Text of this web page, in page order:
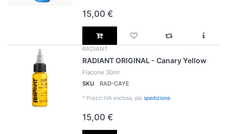
15,00 €
RADIANT
RADIANT ORIGINAL - Canary Yellow
Flacone 30ml
SKU
RAD-CAYE
* Prezzi IVA esclusa, più spedizione.
15,00 €